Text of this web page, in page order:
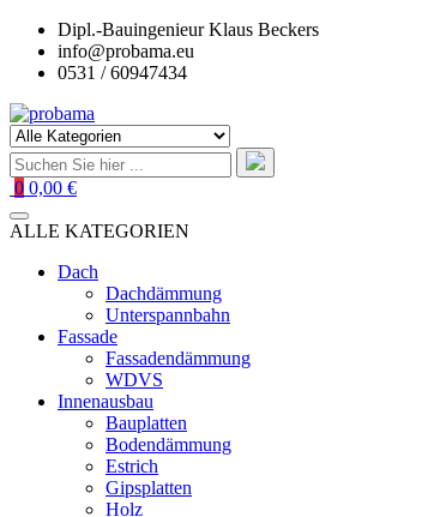
Zum
Inhalt
springen
Dipl.-Bauingenieur Klaus Beckers
info@probama.eu
0531 / 60947434
0 0,00 €
ALLE KATEGORIEN
Dach
Dachdämmung
Unterspannbahn
Fassade
Fassadendämmung
WDVS
Innenausbau
Bauplatten
Bodendämmung
Estrich
Gipsplatten
Holz